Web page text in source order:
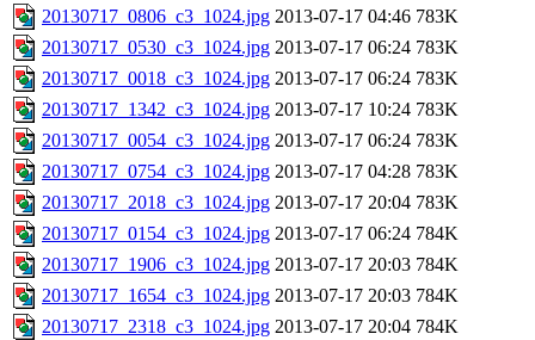
20130717_0806_c3_1024.jpg 2013-07-17 04:46 783K
20130717_0530_c3_1024.jpg 2013-07-17 06:24 783K
20130717_0018_c3_1024.jpg 2013-07-17 06:24 783K
20130717_1342_c3_1024.jpg 2013-07-17 10:24 783K
20130717_0054_c3_1024.jpg 2013-07-17 06:24 783K
20130717_0754_c3_1024.jpg 2013-07-17 04:28 783K
20130717_2018_c3_1024.jpg 2013-07-17 20:04 783K
20130717_0154_c3_1024.jpg 2013-07-17 06:24 784K
20130717_1906_c3_1024.jpg 2013-07-17 20:03 784K
20130717_1654_c3_1024.jpg 2013-07-17 20:03 784K
20130717_2318_c3_1024.jpg 2013-07-17 20:04 784K